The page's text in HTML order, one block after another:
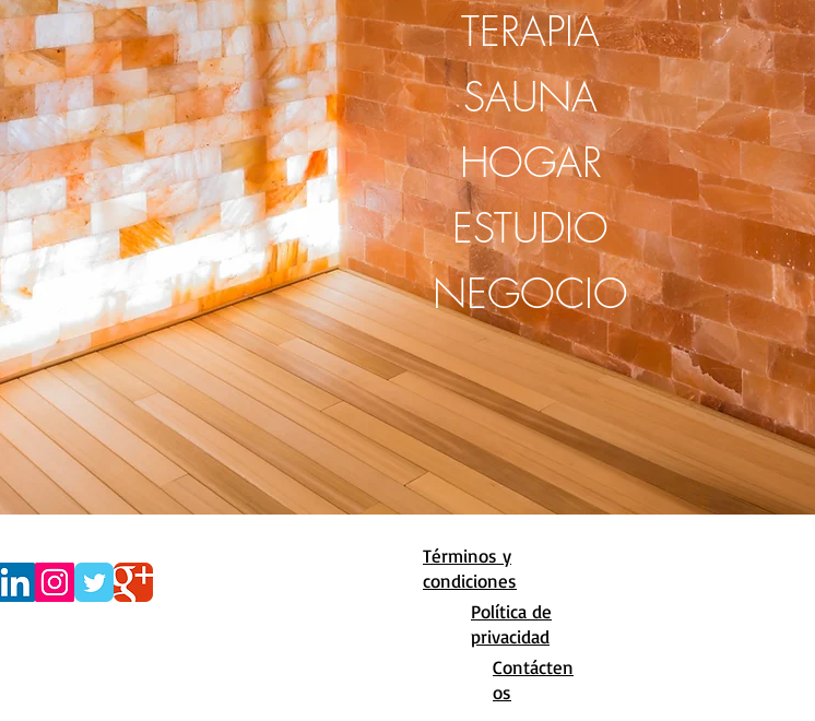
TERAPIA
SAUNA
HOGAR
ESTUDIO
NEGOCIO
Términos y
condiciones
Política de
privacidad
Contácten
os